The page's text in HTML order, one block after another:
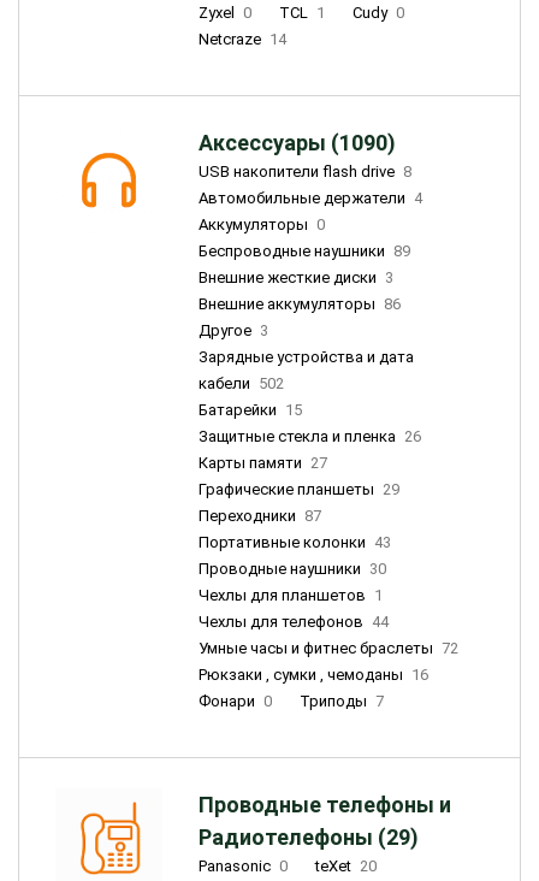
Zyxel
0 TCL 1 Cudy 0
Netcraze 14
Аксессуары (1090)
USB накопители flash drive 8
Автомобильные держатели 4
Аккумуляторы 0
Беспроводные наушники 89
Внешние жесткие диски 3
Внешние аккумуляторы 86
Другое 3
Зарядные устройства и дата
кабели 502
Батарейки 15
Защитные стекла и пленка 26
Карты памяти 27
Графические планшеты 29
Переходники 87
Портативные колонки 43
Проводные наушники 30
Чехлы для планшетов 1
Чехлы для телефонов 44
Умные часы и фитнес браслеты 72
Рюкзаки , сумки , чемоданы 16
Фонари 0 Триподы 7
Проводные телефоны и
Радиотелефоны (29)
Panasonic 0 teXet 20